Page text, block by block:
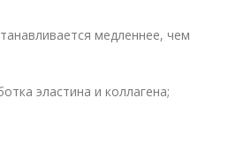
медленнее, чем
эластина и коллагена;